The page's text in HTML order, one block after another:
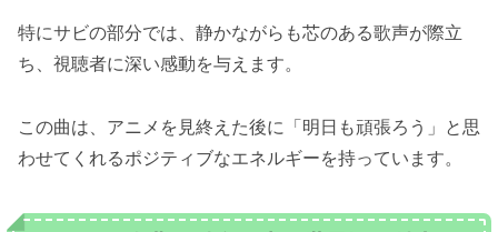
特にサビの部分では、静かながらも芯のある歌声が際立
ち、視聴者に深い感動を与えます。
この曲は、アニメを見終えた後に「明日も頑張ろう」と思
わせてくれるポジティブなエネルギーを持っています。